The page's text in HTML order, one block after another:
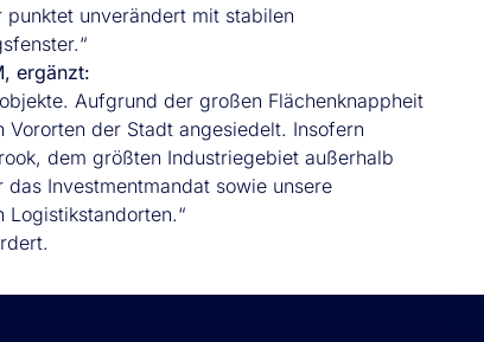
unverändert mit stabilen
ergänzt:
Aufgrund der großen Flächenknappheit
der Stadt angesiedelt. Insofern
dem größten Industriegebiet außerhalb
Investmentmandat sowie unsere